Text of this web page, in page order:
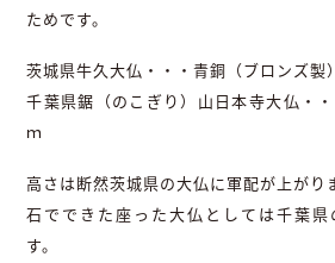
ためです。
茨城県牛久大仏・・・青銅（ブロンズ製
千葉県鋸（のこぎり）山日本寺大仏・
ｍ
高さは断然茨城県の大仏に軍配が上がり
石でできた座った大仏としては千葉
す。